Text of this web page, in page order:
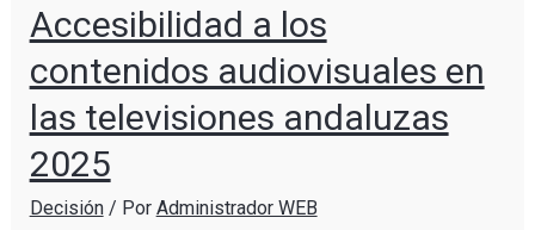
Accesibilidad a los
contenidos audiovisuales en
las televisiones andaluzas
2025
Decisión/ Por Administrador WEB